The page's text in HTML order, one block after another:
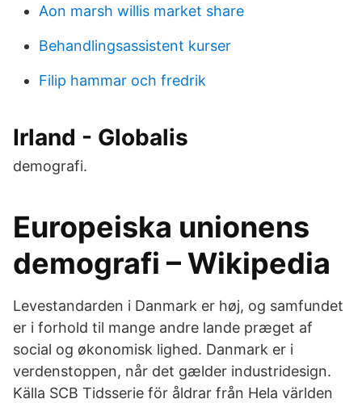
Aon marsh willis market share
Behandlingsassistent kurser
Filip hammar och fredrik
Irland - Globalis
demografi.
Europeiska unionens
demografi – Wikipedia
Levestandarden i Danmark er høj, og samfundet
er i forhold til mange andre lande præget af
social og økonomisk lighed. Danmark er i
verdenstoppen, når det gælder industridesign.
Källa SCB Tidsserie för åldrar från Hela världen